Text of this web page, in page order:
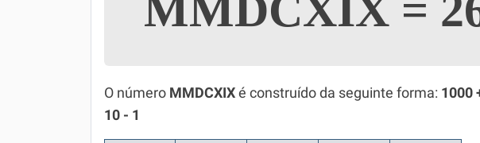
Todos os Exercícios
O número MMDCXIX é construído da seguinte forma: 1000
10 - 1